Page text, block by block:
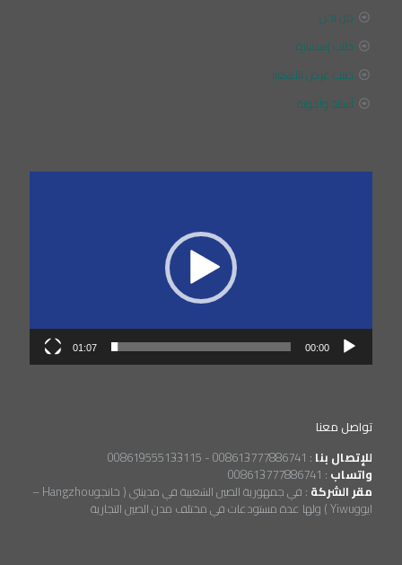
من نحن
طلب إستشارة
طلب عرض الأسعار
أسئلة وأجوبة
مشغل
00:00
01:07
تواصل معنا
للإتصال بنا :
008613777886741 - 008619555133115
واتساب :
008613777886741
مقر الشركة : في جمهورية الصين الشعبية في مدينتي ( خانجوHangzhou –
ايووYiwu ) ولها عدة مستودعات في مختلف مدن الصين التجارية